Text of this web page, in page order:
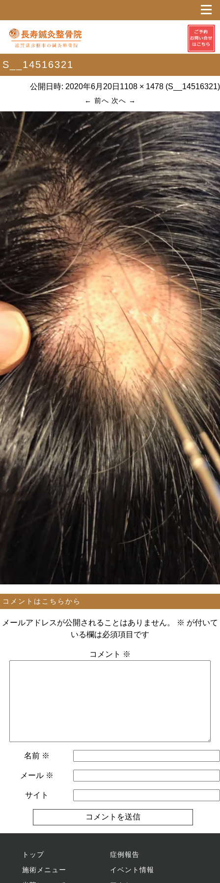
S__14516321
公開日時: 2020年6月20日 1108 × 1478 (S__14516321)
← 前へ 次へ →
コメントはこちらから
メールアドレスが公開されることはありません。 ※ が付いて
いる欄は必須項目です
コメント ※
名前 ※
メール ※
サイト
トップ
施術メニュー
症例報告
イベント情報